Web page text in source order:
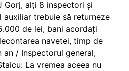
Gorj, alți 8 inspectori și
auxiliar trebuie să returneze
de lei, bani acordați
navetei, timp de
an / Inspectorul general,
La vremea aceea nu